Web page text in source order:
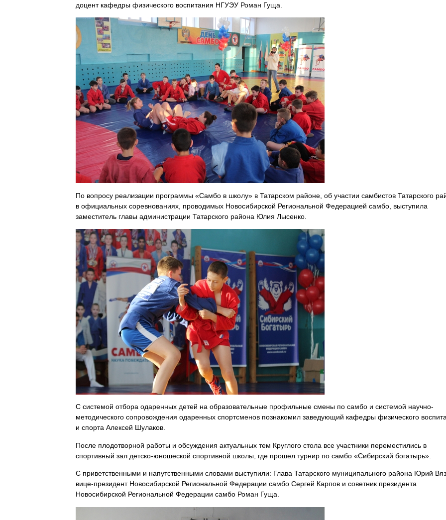
доцент кафедры физического воспитания НГУЭУ Роман Гуща.
По вопросу реализации программы «Самбо в школу» в Татарском районе, об участии самбистов Татарского
в официальных соревнованиях, проводимых Новосибирской Региональной Федерацией самбо, выступила
заместитель главы администрации Татарского района Юлия Лысенко.
С системой отбора одаренных детей на образовательные профильные смены по самбо и системой научно-
методического сопровождения одаренных спортсменов познакомил заведующий кафедры физического
и спорта Алексей Шулаков.
После плодотворной работы и обсуждения актуальных тем Круглого стола все участники переместились в
спортивный зал детско-юношеской спортивной школы, где прошел турнир по самбо «Сибирский богатырь».
С приветственными и напутственными словами выступили: Глава Татарского муниципального района Юрий
вице-президент Новосибирской Региональной Федерации самбо Сергей Карпов и советник президента
Новосибирской Региональной Федерации самбо Роман Гуща.